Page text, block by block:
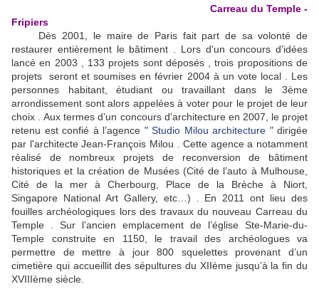
Carreau du Temple -
Fripiers
Dès 2001, le maire de Paris fait part de sa volonté de
restaurer entièrement le bâtiment . Lors d'un concours d'idées
lancé en 2003 , 133 projets sont déposés , trois propositions de
projets seront et soumises en février 2004 à un vote local . Les
personnes habitant, étudiant ou travaillant dans le 3ème
arrondissement sont alors appelées à voter pour le projet de leur
choix . Aux termes d’un concours d'architecture en 2007, le projet
retenu est confié à l’agence " Studio Milou architecture " dirigée
par l'architecte Jean-François Milou . Cette agence a notamment
réalisé de nombreux projets de reconversion de bâtiment
historiques et la création de Musées (Cité de l’auto à Mulhouse,
Cité de la mer à Cherbourg, Place de la Brèche à Niort,
Singapore National Art Gallery, etc…) . En 2011 ont lieu des
fouilles archéologiques lors des travaux du nouveau Carreau du
Temple . Sur l’ancien emplacement de l’église Ste-Marie-du-
Temple construite en 1150, le travail des archéologues va
permettre de mettre à jour 800 squelettes provenant d’un
cimetière qui accueillit des sépultures du XIIème jusqu’à la fin du
XVIIIème siècle.